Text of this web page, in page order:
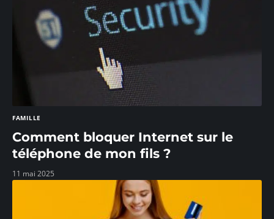
FAMILLE
Comment bloquer Internet sur le
téléphone de mon fils ?
11 mai 2025